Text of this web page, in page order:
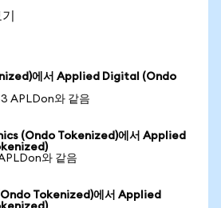
에서 Applied Digital (Ondo
APLDon와 같음
(Ondo Tokenized)에서 Applied
와 같음
Tokenized)에서 Applied